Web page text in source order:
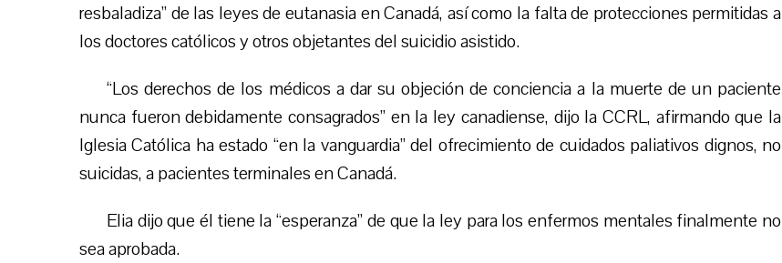
resbaladiza” de las leyes de eutanasia en Canadá, así como la falta de protecciones permitidas a
los doctores católicos y otros objetantes del suicidio asistido.
“Los derechos de los médicos a dar su objeción de conciencia a la muerte de un paciente
nunca fueron debidamente consagrados” en la ley canadiense, dijo la CCRL, afirmando que la
Iglesia Católica ha estado “en la vanguardia” del ofrecimiento de cuidados paliativos dignos, no
suicidas, a pacientes terminales en Canadá.
Elia dijo que él tiene la “esperanza” de que la ley para los enfermos mentales finalmente no
sea aprobada.